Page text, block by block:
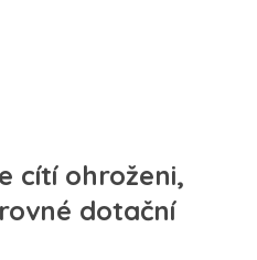
cítí ohroženi,
dotační